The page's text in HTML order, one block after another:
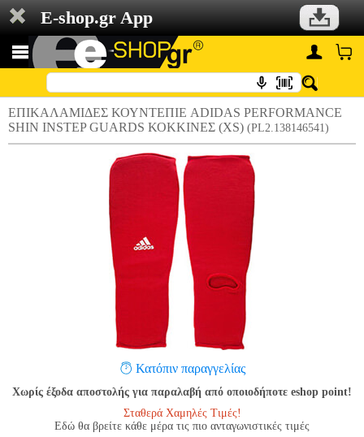
E-shop.gr App
ΕΠΙΚΑΛΑΜΙΔΕΣ ΚΟΥΝΤΕΠΙΕ ADIDAS PERFORMANCE
SHIN INSTEP GUARDS ΚΟΚΚΙΝΕΣ (XS) (PL2.138146541)
Κατόπιν παραγγελίας
Χωρίς έξοδα αποστολής για παραλαβή από οποιοδήποτε eshop point!
Σταθερά Χαμηλές Τιμές!
Εδώ θα βρείτε κάθε μέρα τις πιο ανταγωνιστικές τιμές